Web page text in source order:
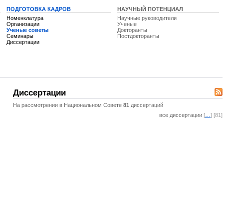
ПОДГОТОВКА КАДРОВ
Номенклатура
Организации
Ученые советы
Семинары
Диссертации
НАУЧНЫЙ ПОТЕНЦИАЛ
Научные руководители
Ученые
Докторанты
Постдокторанты
Диссертации
На рассмотрении в Национальном Совете 81 диссертаций
все диссертации [ ] [81]